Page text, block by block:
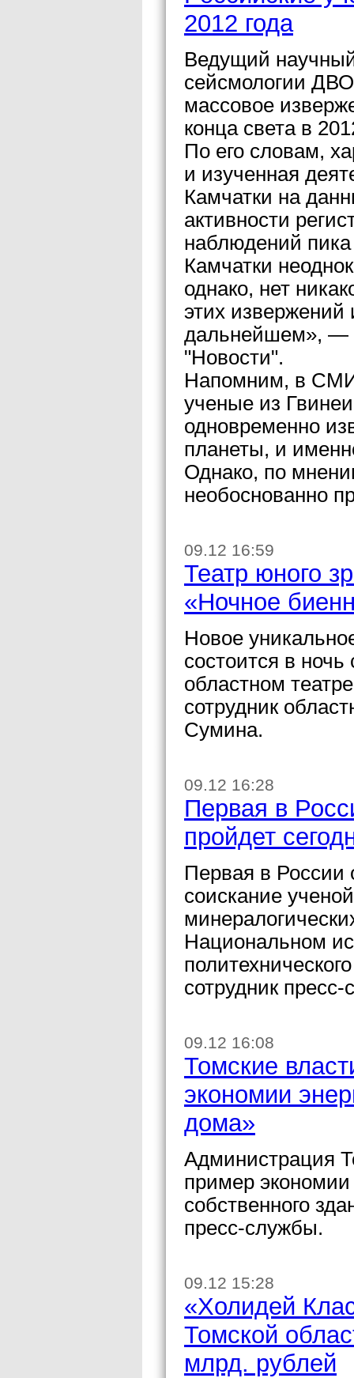
2012 года
Ведущий научный
сейсмологии
массовое
конца света в
По его словам,
и изученная
Камчатки на
активности
наблюдений
Камчатки
однако, нет
этих
дальнейшем», —
"Новости".
Напомним, в СМИ
ученые из
одновременно
планеты, и
Однако, по
необоснованно
09.12 16:59
Театр юного
«Ночное
Новое
состоится в
областном
сотрудник
Сумина.
09.12 16:28
Первая в
пройдет
Первая в России
соискание
Национальном
сотрудник
09.12 16:08
Томские
экономии
дома»
Администрация
пример экономии
собственного
пресс-службы.
09.12 15:28
«Холидей
Томской
млрд. рублей